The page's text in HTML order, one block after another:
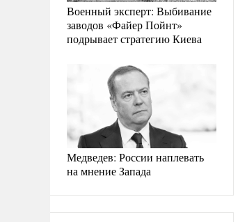
Военный эксперт: Выбивание
заводов «Файер Пойнт»
подрывает стратегию Киева
Медведев: России наплевать
на мнение Запада